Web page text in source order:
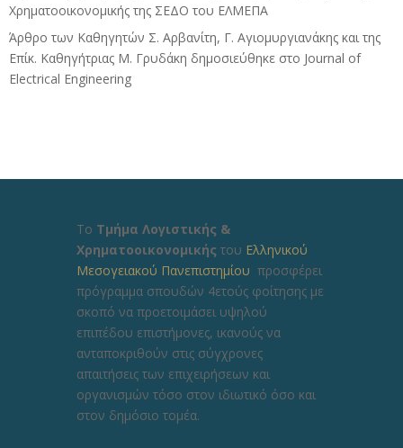
Χρηματοοικονομικής της ΣΕΔΟ του ΕΛΜΕΠΑ
Άρθρο των Καθηγητών Σ. Αρβανίτη, Γ. Αγιομυργιανάκης και της
Επίκ. Καθηγήτριας Μ. Γρυδάκη δημοσιεύθηκε στο Journal of
Electrical Engineering
Το Τμήμα Λογιστικής &
Χρηματοοικονομικής του Ελληνικού
Μεσογειακού Πανεπιστημίου προσφέρει
πρόγραμμα σπουδών 4ετούς φοίτησης με
σκοπό να προετοιμάσει υψηλού
επιπέδου επιστήμονες, ικανούς να
ανταποκριθούν στις σύγχρονες
απαιτήσεις των επιχειρήσεων και
οργανισμών τόσο στον ιδιωτικό όσο και
στον δημόσιο τομέα.